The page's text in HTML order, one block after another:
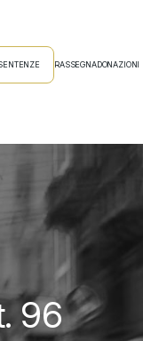
RASSEGNADONAZIONI
96